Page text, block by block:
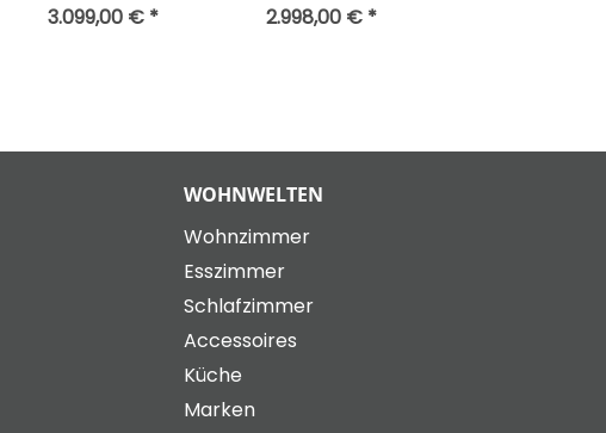
3.099,00 € *
2.998,00 € *
WOHNWELTEN
Wohnzimmer
Esszimmer
Schlafzimmer
Accessoires
Küche
Marken